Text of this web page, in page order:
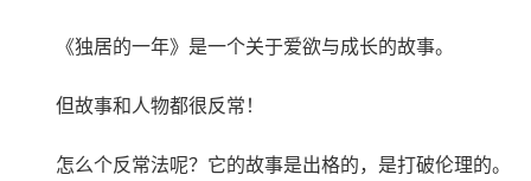
《独居的一年》是一个关于爱欲与成长的故事。
但故事和人物都很反常！
怎么个反常法呢？它的故事是出格的，是打破伦理的。